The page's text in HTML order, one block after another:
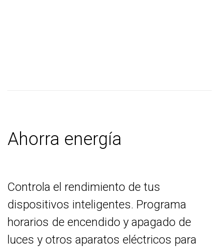
Ahorra energía
Controla el rendimiento de tus
dispositivos inteligentes. Programa
horarios de encendido y apagado de
luces y otros aparatos eléctricos para